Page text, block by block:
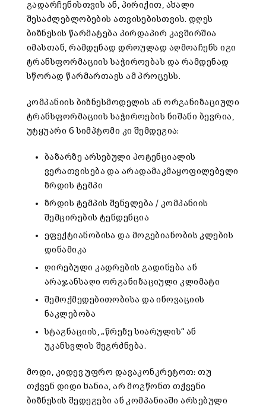
გადარჩენისთვის ან, პირიქით, ახალი
შესაძლებლობების ათვისებისთვის. დღეს
ბიზნესის წარმატება პირდაპირ კავშირშია
იმასთან, რამდენად დროულად აღმოაჩენს იგი
ტრანსფორმაციის საჭიროებას და რამდენად
სწორად წარმართავს ამ პროცესს.
კომპანიის ბიზნესმოდელის ან ორგანიზაციული
ტრანსფორმაციის საჭიროების ნიშანი ბევრია,
უტყუარი 6 სიმპტომი კი შემდეგია:
ბაზარზე არსებული პოტენციალის
ვერათვისება და არადამაკმაყოფილებელი
ზრდის ტემპი
ზრდის ტემპის შენელება / კომპანიის
შემცირების ტენდენცია
ეფექტიანობისა და მოგებიანობის კლების
დინამიკა
ღირებული კადრების გადინება ან
არაჯანსაღი ორგანიზაციული კლიმატი
შემოქმედებითობისა და ინოვაციის
ნაკლებობა
სტაგნაციის, „წრეზე სიარულის“ ან
უკანსვლის შეგრძნება.
მოდი, კიდევ უფრო დავაკონკრეტოთ: თუ
თქვენ დიდი ხანია, არ მოგწონთ თქვენი
ბიზნესის შედეგები ან კომპანიაში არსებული